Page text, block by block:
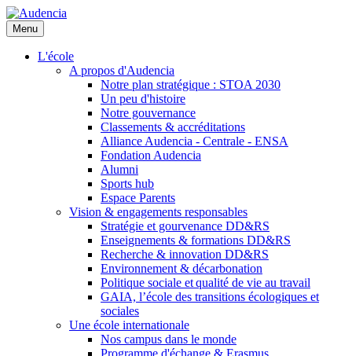
Aller
au
contenu
principal
Menu
L'école
A propos d'Audencia
Notre plan stratégique : STOA 2030
Un peu d'histoire
Notre gouvernance
Classements & accréditations
Alliance Audencia - Centrale - ENSA
Fondation Audencia
Alumni
Sports hub
Espace Parents
Vision & engagements responsables
Stratégie et gourvenance DD&RS
Enseignements & formations DD&RS
Recherche & innovation DD&RS
Environnement & décarbonation
Politique sociale et qualité de vie au travail
GAIA, l’école des transitions écologiques et
sociales
Une école internationale
Nos campus dans le monde
Programme d'échange & Erasmus